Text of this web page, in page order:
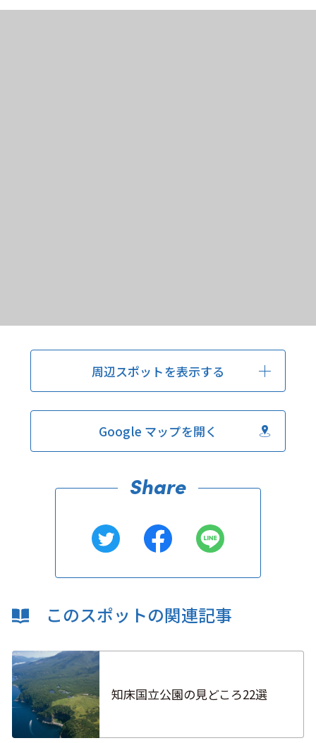
周辺スポットを表示する
Google マップを開く
このスポットの関連記事
知床国立公園の見どころ22選